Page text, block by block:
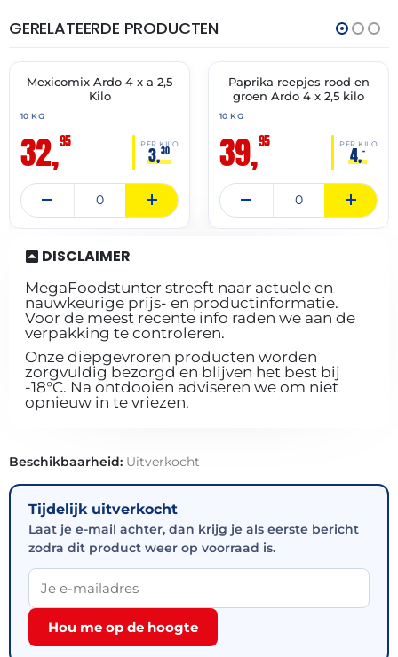
GERELATEERDE PRODUCTEN
✓ VAST ASSORTIMENT
THT:
31-
Mexicomix Ardo 4 x a 2,5
Kilo
10 KG
32,95 PER KILO
3,30
✓ VAST ASSORTIMENT
Paprika reepjes rood en
groen Ardo 4 x 2,5 kilo
10 KG
39,95 PER KILO
4,–
DISCLAIMER
MegaFoodstunter streeft naar actuele en
nauwkeurige prijs- en productinformatie.
Voor de meest recente info raden we aan de
verpakking te controleren.
Onze diepgevroren producten worden
zorgvuldig bezorgd en blijven het best bij
-18°C. Na ontdooien adviseren we om niet
opnieuw in te vriezen.
Beschikbaarheid: Uitverkocht
Tijdelijk uitverkocht
Laat je e-mail achter, dan krijg je als eerste bericht
zodra dit product weer op voorraad is.
Hou me op de hoogte